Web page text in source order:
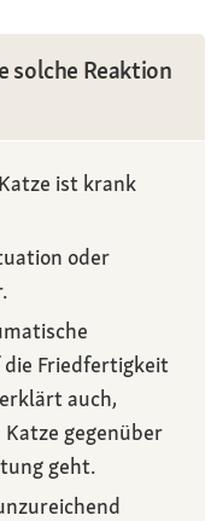
solche Reaktion
ist krank
oder
die Friedfertigkeit
auch,
gegenüber
geht.